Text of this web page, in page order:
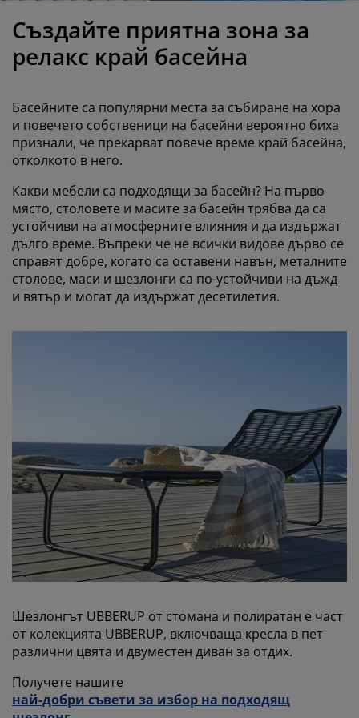
за матрак
матраци
легла
на мебели
осветление
за дома
Създайте приятна зона за
релакс край басейна
Басейните са популярни места за събиране на хора
и повечето собственици на басейни вероятно биха
признали, че прекарват повече време край басейна,
отколкото в него.
Какви мебели са подходящи за басейн? На първо
място, столовете и масите за басейн трябва да са
устойчиви на атмосферните влияния и да издържат
дълго време. Въпреки че не всички видове дърво се
справят добре, когато са оставени навън, металните
столове, маси и шезлонги са по-устойчиви на дъжд
и вятър и могат да издържат десетилетия.
Шезлонгът UBBERUP от стомана и полиратан е част
от колекцията UBBERUP, включваща кресла в пет
различни цвята и двуместен диван за отдих.
Получете нашите
най-добри съвети за избор на подходящ